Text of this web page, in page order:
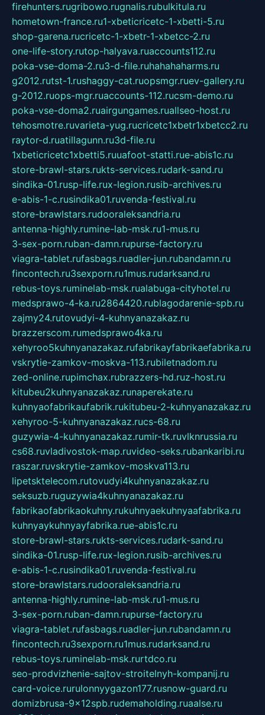
firehunters.rugribowo.rugnalis.rubulkitula.ru
hometown-france.ru1-xbeticricetc-1-xbetti-5.ru
shop-garena.rucricetc-1-xbetr-1-xbetcc-2.ru
one-life-story.rutop-halyava.ruaccounts112.ru
poka-vse-doma-2.ru3-d-file.ruhahahaharms.ru
g2012.rutst-1.rushaggy-cat.ruopsmgr.ruev-gallery.ru
g-2012.ruops-mgr.ruaccounts-112.rucsm-demo.ru
poka-vse-doma2.ruairgungames.ruallseo-host.ru
tehosmotre.ruvarieta-yug.rucricetc1xbetr1xbetcc2.ru
raytor-d.ruatillagunn.ru3d-file.ru
1xbeticricetc1xbetti5.ruuafoot-statti.rue-abis1c.ru
store-brawl-stars.rukts-services.rudark-sand.ru
sindika-01.rusp-life.rux-legion.rusib-archives.ru
e-abis-1-c.rusindika01.ruvenda-festival.ru
store-brawlstars.rudooraleksandria.ru
antenna-highly.rumine-lab-msk.ru1-mus.ru
3-sex-porn.ruban-damn.rupurse-factory.ru
viagra-tablet.rufasbags.ruadler-jun.rubandamn.ru
fincontech.ru3sexporn.ru1mus.rudarksand.ru
rebus-toys.ruminelab-msk.rualabuga-cityhotel.ru
medsprawo-4-ka.ru2864420.rublagodarenie-spb.ru
zajmy24.rutovudyi-4-kuhnyanazakaz.ru
brazzerscom.rumedsprawo4ka.ru
xehyroo5kuhnyanazakaz.rufabrikayfabrikaefabrika.ru
vskrytie-zamkov-moskva-113.rubiletnadom.ru
zed-online.rupimchax.rubrazzers-hd.ruz-host.ru
kitubeu2kuhnyanazakaz.runaperekate.ru
kuhnyaofabrikaufabrik.rukitubeu-2-kuhnyanazakaz.ru
xehyroo-5-kuhnyanazakaz.rucs-68.ru
guzywia-4-kuhnyanazakaz.rumir-tk.ruvlknrussia.ru
cs68.ruvladivostok-map.ruvideo-seks.rubankaribi.ru
raszar.ruvskrytie-zamkov-moskva113.ru
lipetsktelecom.rutovudyi4kuhnyanazakaz.ru
seksuzb.ruguzywia4kuhnyanazakaz.ru
fabrikaofabrikaokuhny.rukuhnyaekuhnyaafabrika.ru
kuhnyaykuhnyayfabrika.rue-abis1c.ru
store-brawl-stars.rukts-services.rudark-sand.ru
sindika-01.rusp-life.rux-legion.rusib-archives.ru
e-abis-1-c.rusindika01.ruvenda-festival.ru
store-brawlstars.rudooraleksandria.ru
antenna-highly.rumine-lab-msk.ru1-mus.ru
3-sex-porn.ruban-damn.rupurse-factory.ru
viagra-tablet.rufasbags.ruadler-jun.rubandamn.ru
fincontech.ru3sexporn.ru1mus.rudarksand.ru
rebus-toys.ruminelab-msk.rurtdco.ru
seo-prodvizhenie-sajtov-stroitelnyh-kompanij.ru
card-voice.rurulonnyygazon177.rusnow-guard.ru
domizbrusa-9x12spb.rudemaholding.ruaalse.ru